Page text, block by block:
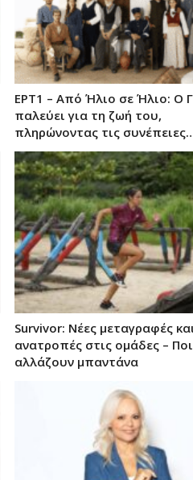
ΕΡΤ1 – Από Ήλιο σε Ήλιο: Ο
παλεύει για τη ζωή του,
πληρώνοντας τις
Survivor: Νέες μεταγραφές
ανατροπές στις ομάδες –
αλλάζουν μπαντάνα